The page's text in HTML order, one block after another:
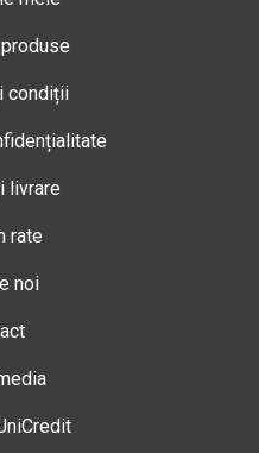
condiții
livrare
rate
noi